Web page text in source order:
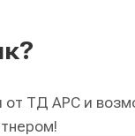
от ТД АРС и